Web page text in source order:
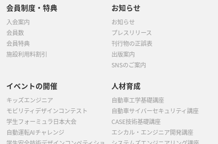
会員制度・特典
入会案内
会員数
会員特典
施設利用料割引
お知らせ
お知らせ
プレスリリース
刊行物の正誤表
出版案内
SNSのご案内
イベントの開催
キッズエンジニア
モビリティデザインコンテスト
学生フォーミュラ日本大会
自動運転AIチャレンジ
人材育成
自動車工学基礎講座
自動車サイバーセキュリティ講座
CASE技術基礎講座
エシカル・エンジニア開発講座